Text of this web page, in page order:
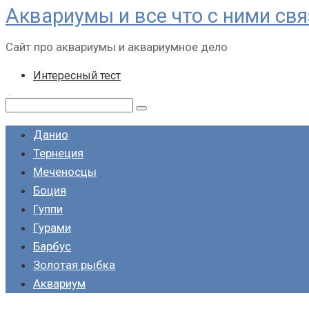
Перейти
контенту
Аквариумы и все что с ними
Сайт про аквариумы и аквариумное дело
Интересный тест
Данио
Тернеция
Меченосцы
Боция
Гуппи
Гурами
Барбус
Золотая рыбка
Аквариум